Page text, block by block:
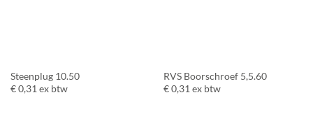
Steenplug 10.50
€0,31 ex btw
RVS Boorschroef 5,5.60
€0,31 ex btw